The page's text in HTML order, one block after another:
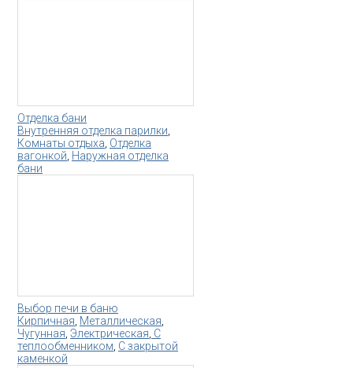
Отделка бани
Внутренняя отделка парилки
Комнаты отдыха Отделка
вагонкой Наружная отделка
бани
Выбор печи в баню
Кирпичная Металлическая
Чугунная Электрическая С
теплообменником С закрытой
каменкой